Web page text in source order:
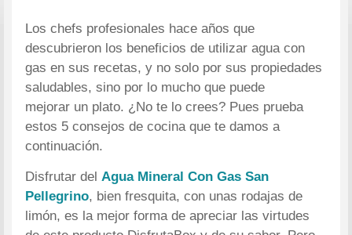
Los chefs profesionales hace años que
descubrieron los beneficios de utilizar agua con
gas en sus recetas, y no solo por sus propiedades
saludables, sino por lo mucho que puede
mejorar un plato. ¿No te lo crees? Pues prueba
estos 5 consejos de cocina que te damos a
continuación.
Disfrutar delAgua Mineral Con Gas San
Pellegrino, bien fresquita, con unas rodajas de
limón, es la mejor forma de apreciar las virtudes